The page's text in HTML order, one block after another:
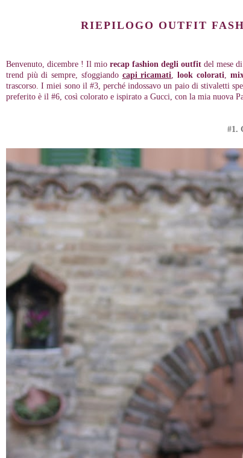
RIEPILOGO OUTFIT
Benvenuto, dicembre ! Il mio recap fashion degli outfit del mese
trend più di sempre, sfoggiando capi ricamati ,look colorati
trascorso. I miei sono il #3, perché indossavo un paio di stivaletti
preferito è il #6, così colorato e ispirato a Gucci, con la mia nuova
#1.